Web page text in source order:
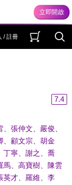
/ 註冊
7.4
、 張仲文 嚴俊
顧文宗、 胡金
丁寧、 謝之
喬
馬、 高寶樹、 陳雲
英才、 羅維、 李